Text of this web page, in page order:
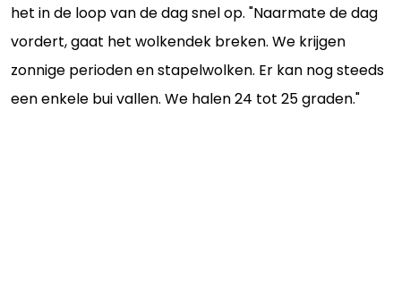
het in de loop van de dag snel op. "Naarmate de dag
vordert, gaat het wolkendek breken. We krijgen
zonnige perioden en stapelwolken. Er kan nog steeds
een enkele bui vallen. We halen 24 tot 25 graden."